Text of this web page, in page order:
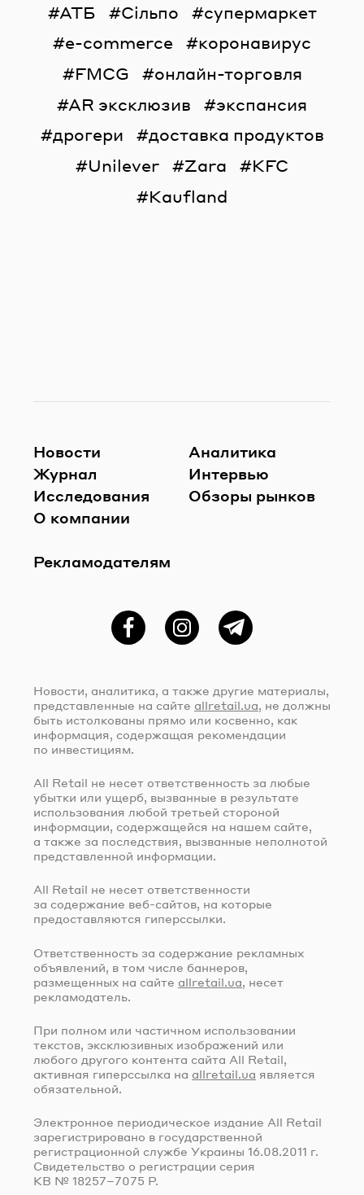
АТБ
Сільпо
супермаркет
e-commerce
коронавирус
FMCG
онлайн-торговля
AR эксклюзив
экспансия
дрогери
доставка продуктов
Unilever
Zara
KFC
Kaufland
Новости
Журнал
Исследования
О компании
Рекламодателям
Аналитика
Интервью
Обзоры рынков
ФейсбукInstagramTelegram
Новости, аналитика, а также другие материалы,
представленные на сайте allretail.ua , не должны
быть истолкованы прямо или косвенно, как
информация, содержащая рекомендации
по инвестициям.
All Retail не несет ответственность за любые
убытки или ущерб, вызванные в результате
использования любой третьей стороной
информации, содержащейся на нашем сайте,
а также за последствия, вызванные неполнотой
представленной информации.
All Retail не несет ответственности
за содержание веб-сайтов, на которые
предоставляются гиперссылки.
Ответственность за содержание рекламных
объявлений, в том числе баннеров,
размещенных на сайте allretail.ua, несет
рекламодатель.
При полном или частичном использовании
текстов, эксклюзивных изображений или
любого другого контента сайта All Retail,
активная гиперссылка на allretail.ua является
обязательной.
Электронное периодическое издание All Retail
зарегистрировано в государственной
регистрационной службе Украины 16.08.2011 г.
Свидетельство о регистрации серия
КВ № 18257–7075 Р.